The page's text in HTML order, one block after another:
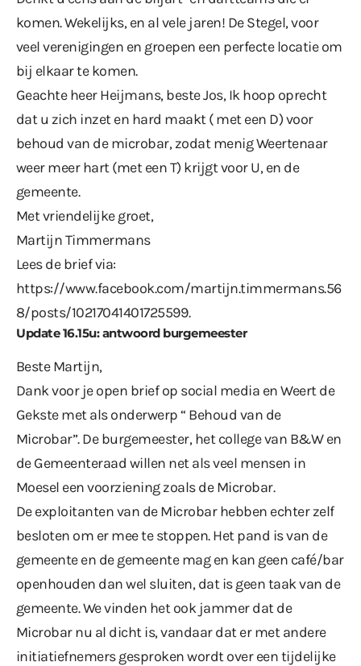
komen. Wekelijks, en al vele jaren! De Stegel, voor
veel verenigingen en groepen een perfecte locatie om
bij elkaar te komen.
Geachte heer Heijmans, beste Jos, Ik hoop oprecht
dat u zich inzet en hard maakt ( met een D) voor
behoud van de microbar, zodat menig Weertenaar
weer meer hart (met een T) krijgt voor U, en de
gemeente.
Met vriendelijke groet,
Martijn Timmermans
Lees de brief via:
https://www.facebook.com/martijn.timmermans.56
8/posts/10217041401725599.
Update 16.15u: antwoord burgemeester
Beste Martijn,
Dank voor je open brief op social media en Weert de
Gekste met als onderwerp “ Behoud van de
Microbar”. De burgemeester, het college van B&W en
de Gemeenteraad willen net als veel mensen in
Moesel een voorziening zoals de Microbar.
De exploitanten van de Microbar hebben echter zelf
besloten om er mee te stoppen. Het pand is van de
gemeente en de gemeente mag en kan geen café/bar
openhouden dan wel sluiten, dat is geen taak van de
gemeente. We vinden het ook jammer dat de
Microbar nu al dicht is, vandaar dat er met andere
initiatiefnemers gesproken wordt over een tijdelijke